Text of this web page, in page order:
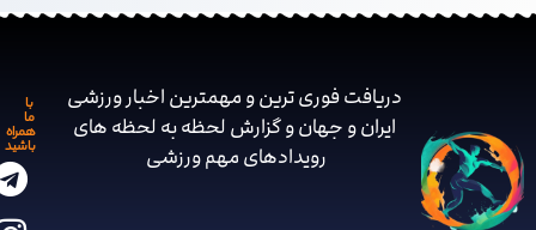
دریافت فوری ترین و مهمترین اخبار ورزشی
ایران و جهان و گزارش لحظه به لحظه های
رویدادهای مهم ‌ورزشی
همراه
باشید